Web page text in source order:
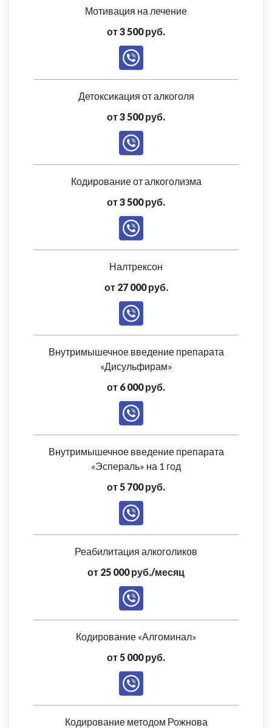
Мотивация на лечение
от 3 500 руб.
Детоксикация от алкоголя
от 3 500 руб.
Кодирование от алкоголизма
от 3 500 руб.
Налтрексон
от 27 000 руб.
Внутримышечное введение препарата
«Дисульфирам»
от 6 000 руб.
Внутримышечное введение препарата
«Эспераль» на 1 год
от 5 700 руб.
Реабилитация алкоголиков
от 25 000 руб./месяц
Кодирование «Алгоминал»
от 5 000 руб.
Кодирование методом Рожнова